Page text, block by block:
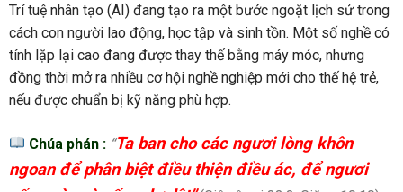
Trí tuệ nhân tạo (AI) đang tạo ra một bước ngoặt lịch sử trong
cách con người lao động, học tập và sinh tồn. Một số nghề có
tính lặp lại cao đang được thay thế bằng máy móc, nhưng
đồng thời mở ra nhiều cơ hội nghề nghiệp mới cho thế hệ trẻ,
nếu được chuẩn bị kỹ năng phù hợp.
Chúa phán : “Ta ban cho các ngươi lòng khôn
ngoan để phân biệt điều thiện điều ác, để ngươi